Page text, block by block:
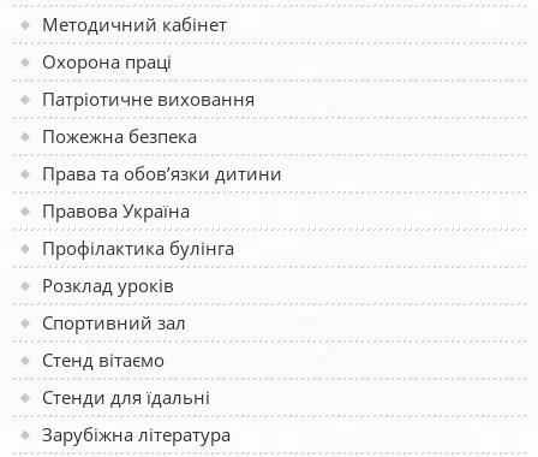
Методичний кабінет
Охорона праці
Патріотичне виховання
Пожежна безпека
Права та обов’язки дитини
Правова Україна
Профілактика булінга
Розклад уроків
Спортивний зал
Стенд вітаємо
Стенди для їдальні
Зарубіжна література